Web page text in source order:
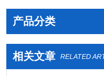
产品分类
相关文章 RELATED